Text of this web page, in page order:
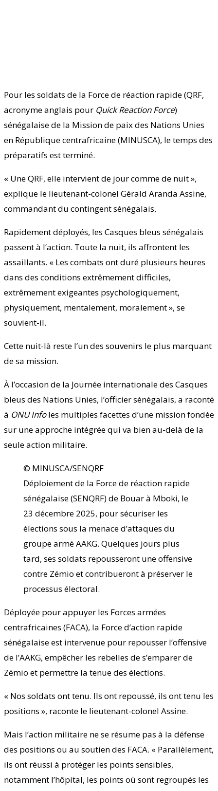
Pour les soldats de la Force de réaction rapide (QRF,
acronyme anglais pour Quick Reaction Force)
sénégalaise de la Mission de paix des Nations Unies
en République centrafricaine (MINUSCA), le temps des
préparatifs est terminé.
« Une QRF, elle intervient de jour comme de nuit »,
explique le lieutenant-colonel Gérald Aranda Assine,
commandant du contingent sénégalais.
Rapidement déployés, les Casques bleus sénégalais
passent à l’action. Toute la nuit, ils affrontent les
assaillants. « Les combats ont duré plusieurs heures
dans des conditions extrêmement difficiles,
extrêmement exigeantes psychologiquement,
physiquement, mentalement, moralement », se
souvient-il.
Cette nuit-là reste l’un des souvenirs le plus marquant
de sa mission.
À l’occasion de la Journée internationale des Casques
bleus des Nations Unies, l’officier sénégalais, a raconté
à ONU Infoles multiples facettes d’une mission fondée
sur une approche intégrée qui va bien au-delà de la
seule action militaire.
© MINUSCA/SENQRF
Déploiement de la Force de réaction rapide
sénégalaise (SENQRF) de Bouar à Mboki, le
23 décembre 2025, pour sécuriser les
élections sous la menace d’attaques du
groupe armé AAKG. Quelques jours plus
tard, ses soldats repousseront une offensive
contre Zémio et contribueront à préserver le
processus électoral.
Déployée pour appuyer les Forces armées
centrafricaines (FACA), la Force d’action rapide
sénégalaise est intervenue pour repousser l’offensive
de l’AAKG, empêcher les rebelles de s’emparer de
Zémio et permettre la tenue des élections.
« Nos soldats ont tenu. Ils ont repoussé, ils ont tenu les
positions », raconte le lieutenant-colonel Assine.
Mais l’action militaire ne se résume pas à la défense
des positions ou au soutien des FACA. « Parallèlement,
ils ont réussi à protéger les points sensibles,
notamment l’hôpital, les points où sont regroupés les